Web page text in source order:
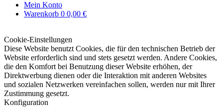
Mein Konto
Warenkorb 0 0,00 €
Cookie-Einstellungen
Diese Website benutzt Cookies, die für den technischen Betrieb der
Website erforderlich sind und stets gesetzt werden. Andere Cookies,
die den Komfort bei Benutzung dieser Website erhöhen, der
Direktwerbung dienen oder die Interaktion mit anderen Websites
und sozialen Netzwerken vereinfachen sollen, werden nur mit Ihrer
Zustimmung gesetzt.
Konfiguration